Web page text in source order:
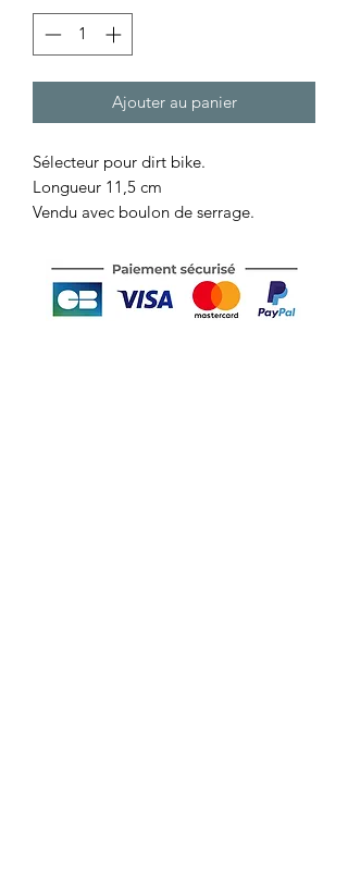
Ajouter au panier
Sélecteur pour dirt bike.
Longueur 11,5 cm
Vendu avec boulon de serrage.